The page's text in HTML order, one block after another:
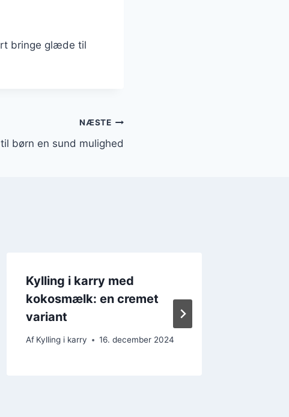
bringe glæde til
NÆSTE
børn en sund mulighed
Kylling i karry med
kokosmælk: en cremet
variant
Af Kylling i karry 16. december 2024